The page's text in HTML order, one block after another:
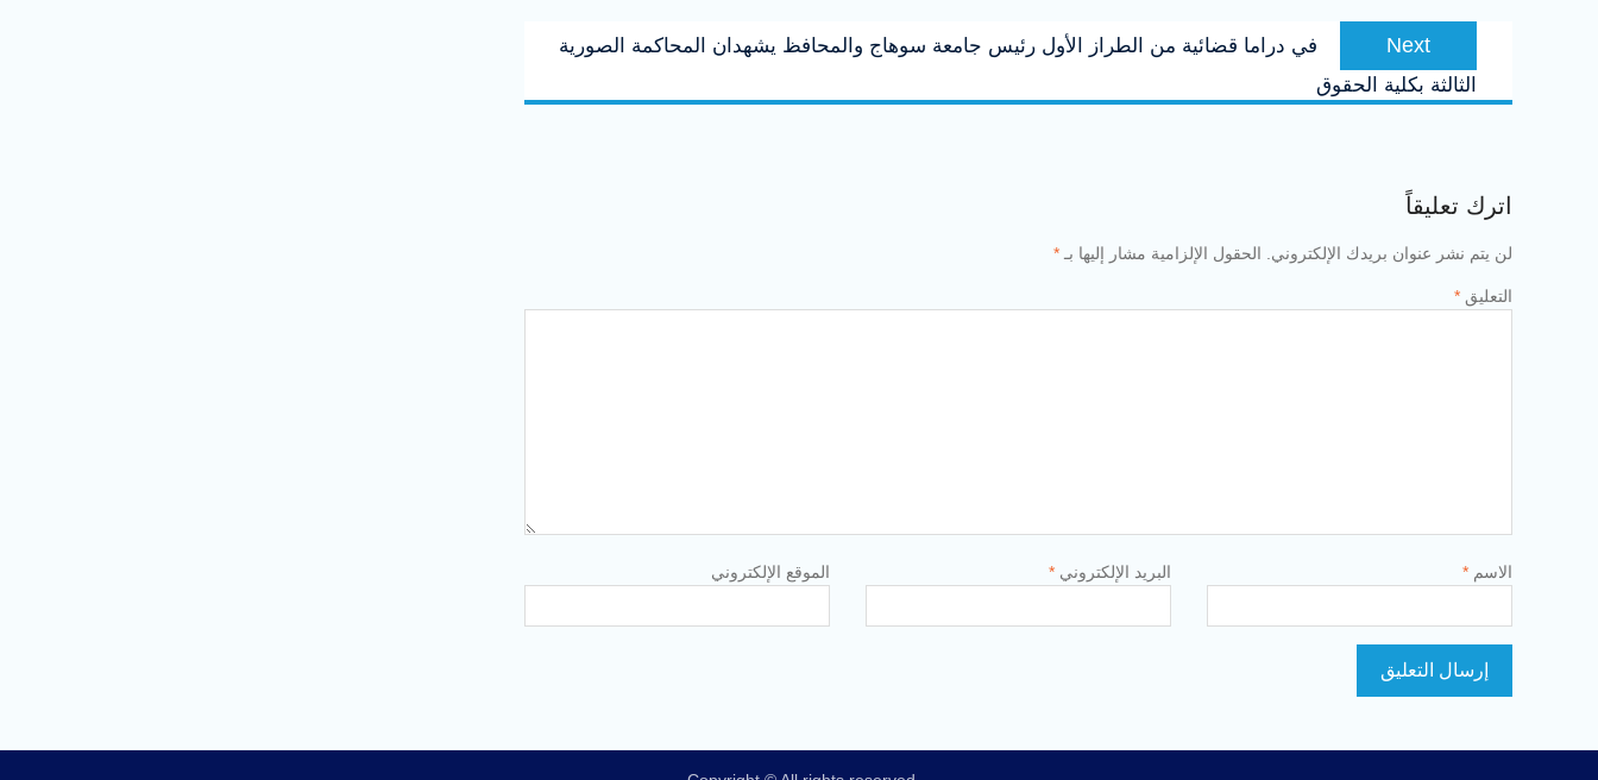
Next
post:
في دراما قضائية من الطراز الأول رئيس جامعة سوهاج والمحافظ يشهدان المحاكمة الصورية
الثالثة بكلية الحقوق
اترك تعليقاً
لن يتم نشر عنوان بريدك الإلكتروني. الحقول الإلزامية مشار إليها بـ *
التعليق *
الاسم * البريد الإلكتروني * الموقع الإلكتروني